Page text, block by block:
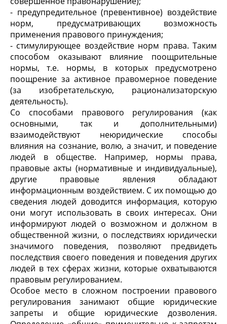
- предупредительное (превентивное) воздействие
норм, предусматривающих возможность
применения правового принуждения;
- стимулирующее воздействие норм права. Таким
способом оказывают влияние поощрительные
нормы, т.е. нормы, в которых предусмотрено
поощрение за активное правомерное поведение
(за изобретательскую, рационализаторскую
деятельность).
Со способами правового регулирования (как
основными, так и дополнительными)
взаимодействуют неюридические способы
влияния на сознание, волю, а значит, и поведение
людей в обществе. Например, нормы права,
правовые акты (нормативные и индивидуальные),
другие правовые явления обладают
информационным воздействием. С их помощью до
сведения людей доводится информация, которую
они могут использовать в своих интересах. Они
информируют людей о возможном и должном в
общественной жизни, о последствиях юридически
значимого поведения, позволяют предвидеть
последствия своего поведения и поведения других
людей в тех сферах жизни, которые охватываются
правовым регулированием.
Особое место в сложном построении правового
регулирования занимают общие юридические
запреты и общие юридические дозволения.